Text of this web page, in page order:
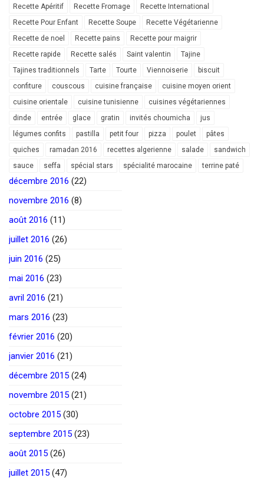
Recette Apéritif Recette Fromage
Recette International
Recette Pour Enfant
Recette Soupe
Recette Végétarienne
Recette de noel
Recette pains
Recette pour maigrir
Recette rapide
Recette salés Saint valentin
Tajine
Tajines traditionnels
Tarte Tourte Viennoiserie
biscuit
confiture
couscous cuisine française
cuisine moyen orient
cuisine orientale
cuisine tunisienne
cuisines végétariennes
dinde
entrée glace gratin invités choumicha
jus
légumes confits
pastilla petit four pizza poulet
pâtes
quiches
ramadan 2016 recettes algerienne salade
sandwich
sauce
seffa spécial stars spécialité marocaine terrine paté
décembre 2016 (22)
novembre 2016 (8)
août 2016 (11)
juillet 2016 (26)
juin 2016 (25)
mai 2016 (23)
avril 2016 (21)
mars 2016 (23)
février 2016 (20)
janvier 2016 (21)
décembre 2015 (24)
novembre 2015 (21)
octobre 2015 (30)
septembre 2015 (23)
août 2015 (26)
juillet 2015 (47)